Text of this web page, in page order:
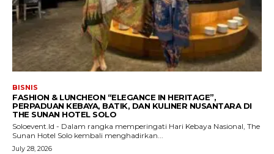
BISNIS
FASHION & LUNCHEON “ELEGANCE IN HERITAGE”,
PERPADUAN KEBAYA, BATIK, DAN KULINER NUSANTARA DI
THE SUNAN HOTEL SOLO
Soloevent.Id - Dalam rangka memperingati Hari Kebaya Nasional, The
Sunan Hotel Solo kembali menghadirkan...
July 28, 2026